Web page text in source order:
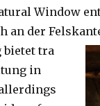
Window
an der
bietet tra
in